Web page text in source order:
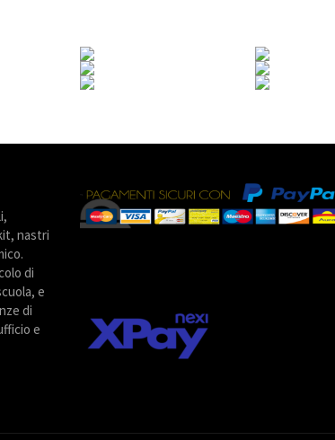
nastri
di
e
di
e